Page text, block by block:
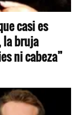
casi es
la bruja
ni cabeza”